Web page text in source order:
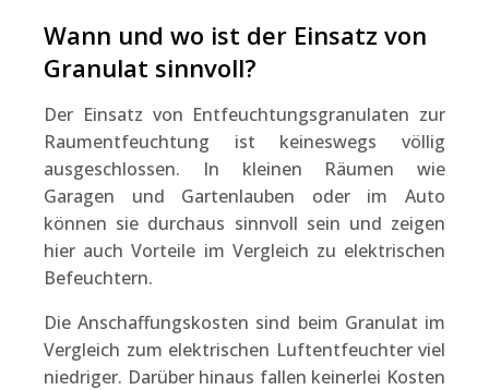
Wann und wo ist der Einsatz von
Granulat sinnvoll?
Der Einsatz von Entfeuchtungsgranulaten zur
Raumentfeuchtung ist keineswegs völlig
ausgeschlossen. In kleinen Räumen wie
Garagen und Gartenlauben oder im Auto
können sie durchaus sinnvoll sein und zeigen
hier auch Vorteile im Vergleich zu elektrischen
Befeuchtern.
Die Anschaffungskosten sind beim Granulat im
Vergleich zum elektrischen Luftentfeuchter viel
niedriger. Darüber hinaus fallen keinerlei Kosten